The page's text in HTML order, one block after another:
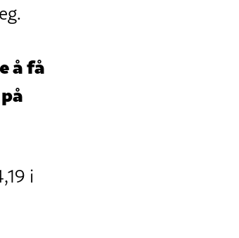
å få
i